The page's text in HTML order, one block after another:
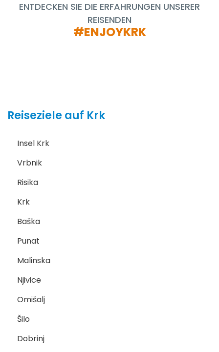
ENTDECKEN SIE DIE ERFAHRUNGEN UNSERER
REISENDEN
#ENJOYKRK
Reiseziele auf Krk
Insel Krk
Vrbnik
Risika
Krk
Baška
Punat
Malinska
Njivice
Omišalj
Šilo
Dobrinj